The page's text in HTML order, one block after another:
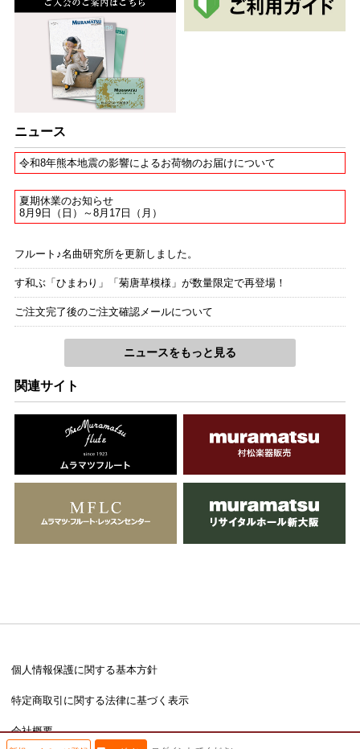
ドビュッシー
小舟にて
フォルミザーノ
タイスの瞑想曲
Fl.Pf
ニュース
令和8年熊本地震の影響によるお荷物のお届けについて
夏期休業のお知らせ
8月9日（日）～8月17日（月）
フルート♪名曲研究所を更新しました。
す和ぶ「ひまわり」「菊唐草模様」が数量限定で再登場！
ご注文完了後のご注文確認メールについて
ニュースをもっと見る
関連サイト
個人情報保護に関する基本方針
特定商取引に関する法律に基づく表示
会社概要